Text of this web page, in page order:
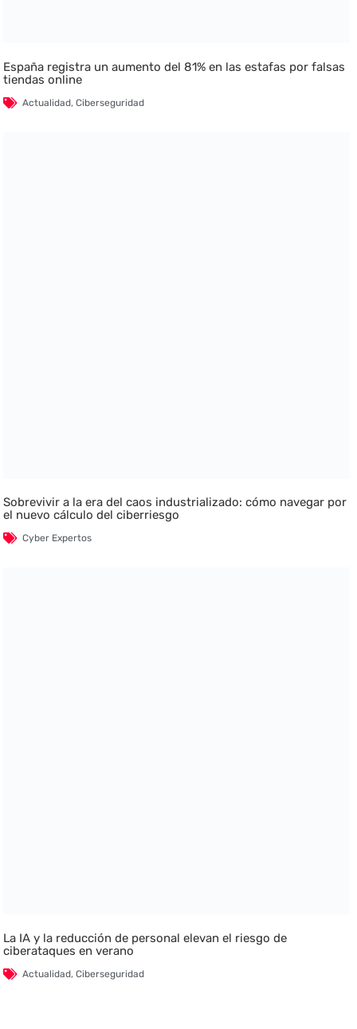
España registra un aumento del 81% en las estafas por falsas
tiendas online
Actualidad,Ciberseguridad
Sobrevivir a la era del caos industrializado: cómo navegar por
el nuevo cálculo del ciberriesgo
Cyber Expertos
La IA y la reducción de personal elevan el riesgo de
ciberataques en verano
Actualidad,Ciberseguridad